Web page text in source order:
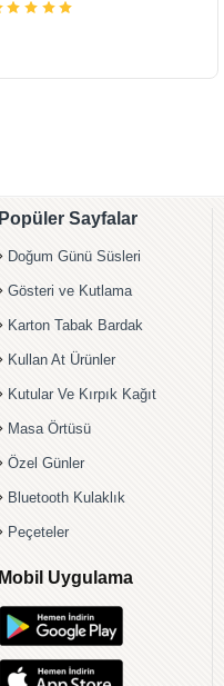
Popüler Sayfalar
Doğum Günü Süsleri
Gösteri ve Kutlama
Karton Tabak Bardak
Kullan At Ürünler
Kutular Ve Kırpık Kağıt
Masa Örtüsü
Özel Günler
Bluetooth Kulaklık
Peçeteler
Mobil Uygulama